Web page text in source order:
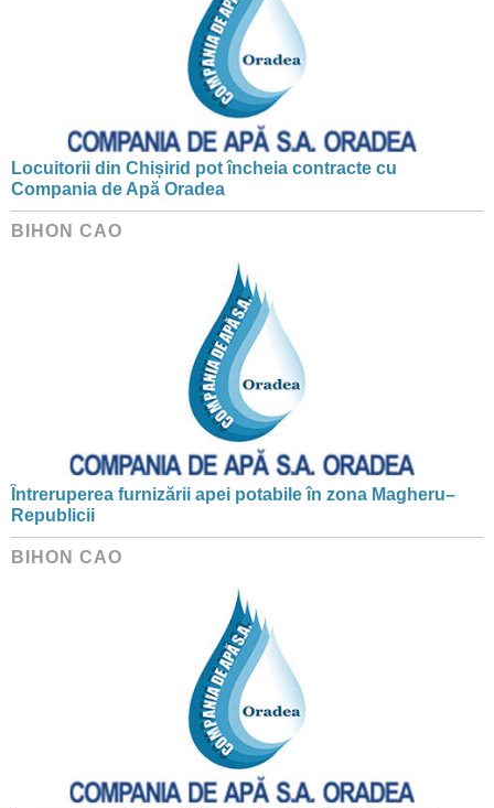
Locuitorii din Chișirid pot încheia contracte cu
Compania de Apă Oradea
BIHON CAO
Întreruperea furnizării apei potabile în zona Magheru–
Republicii
BIHON CAO